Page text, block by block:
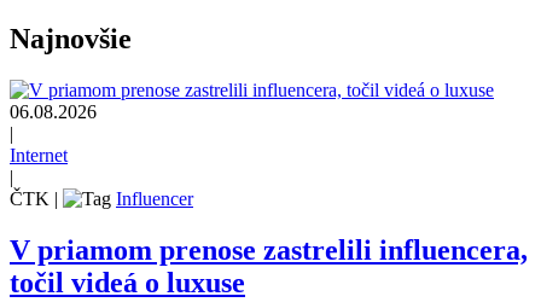
Najnovšie
06.08.2026
|
Internet
|
ČTK | Influencer
V priamom prenose zastrelili influencera,
točil videá o luxuse